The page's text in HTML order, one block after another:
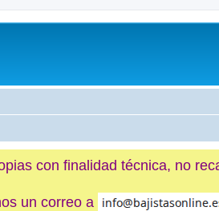
con finalidad técnica, no
un correo a